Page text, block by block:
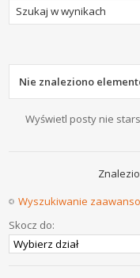
Nie znaleziono
Wyświetl posty nie
Wyszukiwanie
Skocz do: